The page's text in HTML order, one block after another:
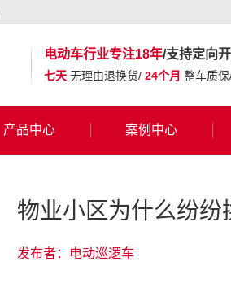
电动车行业专注18年/支持定向
七天 无理由退换货/ 24个月 整车质
产品中心 案例中心
物业小区为什么纷纷
发布者：电动巡逻车